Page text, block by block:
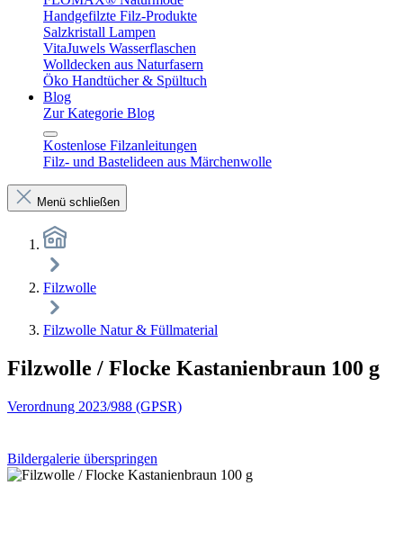
Handgefilzte Filz-Produkte
Salzkristall Lampen
VitaJuwels Wasserflaschen
Wolldecken aus Naturfasern
Öko Handtücher & Spültuch
Blog
Zur Kategorie Blog
Kostenlose Filzanleitungen
Filz- und Bastelideen aus Märchenwolle
Menü schließen
Filzwolle
Filzwolle Natur & Füllmaterial
Filzwolle / Flocke Kastanienbraun 100 g
Verordnung 2023/988 (GPSR)
Bildergalerie überspringen